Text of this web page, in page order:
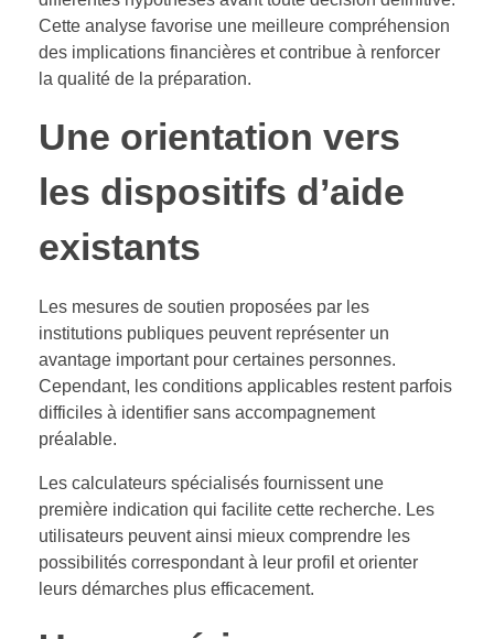
Cette analyse favorise une meilleure compréhension
des implications financières et contribue à renforcer
la qualité de la préparation.
Une orientation vers
les dispositifs d’aide
existants
Les mesures de soutien proposées par les
institutions publiques peuvent représenter un
avantage important pour certaines personnes.
Cependant, les conditions applicables restent parfois
difficiles à identifier sans accompagnement
préalable.
Les calculateurs spécialisés fournissent une
première indication qui facilite cette recherche. Les
utilisateurs peuvent ainsi mieux comprendre les
possibilités correspondant à leur profil et orienter
leurs démarches plus efficacement.